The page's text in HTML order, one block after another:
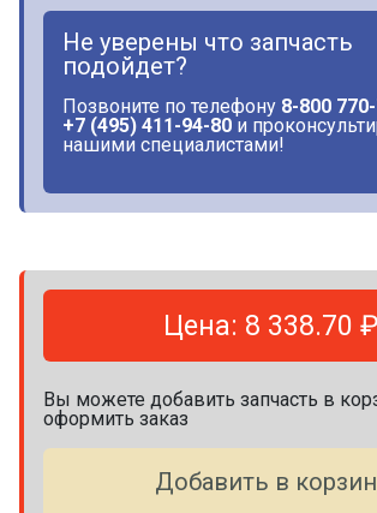
Не уверены что запчасть
подойдет?
Позвоните по телефону 8-800
+7 (495) 411-94-80 и
нашими специалистами!
Цена: 8 338.70 ₽
Вы можете добавить запчасть в
оформить заказ
Добавить в